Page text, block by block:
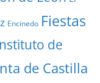
Encinedo Fiestas
de
de Castilla